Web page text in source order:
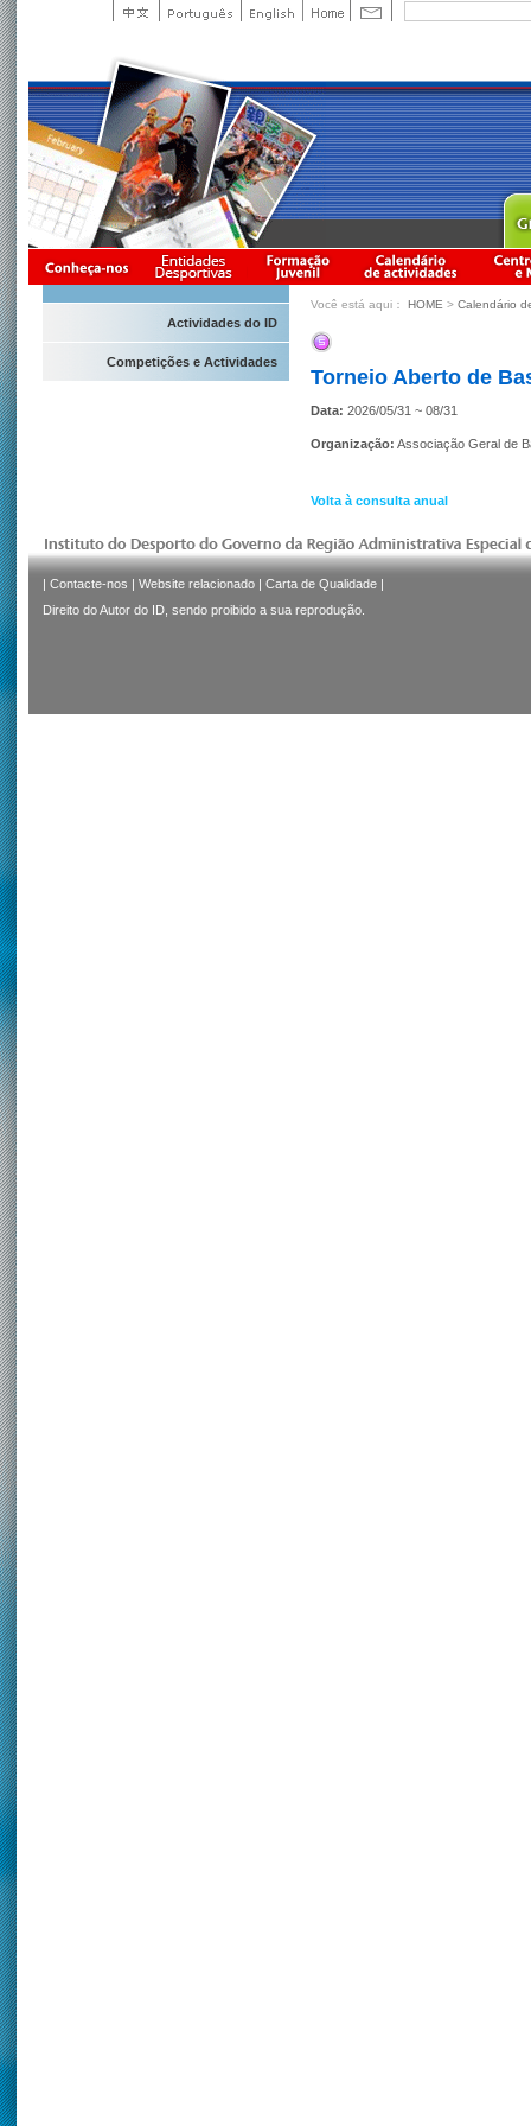
Actividades do ID
Competições e Actividades
Você está aqui： HOME > Calendário
Torneio Aberto de
Data: 2026/05/31 ~ 08/31
Organização: Associação Geral de
Volta à consulta anual
| Contacte-nos | Website relacionado | Carta de Qualidade |
Direito do Autor do ID, sendo proibido a sua reprodução.